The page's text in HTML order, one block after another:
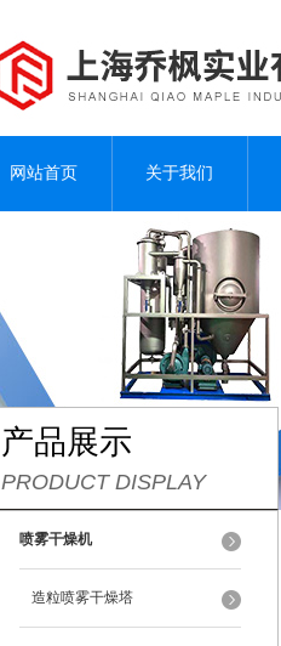
网站首页 关于我们
产品展示
PRODUCT DISPLAY
喷雾干燥机
造粒喷雾干燥塔